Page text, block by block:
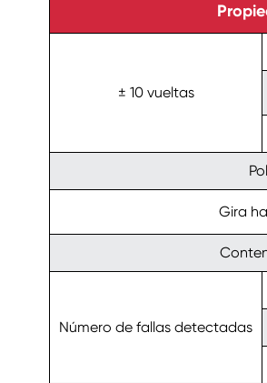
± 10 vueltas
Gira
Número de fallas detectadas